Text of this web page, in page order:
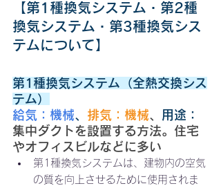
【第1種換気システム・第2種
換気システム・第3種換気シス
テムについて】
第1種換気システム（全熱交換シス
テム）
給気：機械、 排気：機械、 用途：
集中ダクトを設置する方法。住宅
やオフィスビルなどに多い
第1種換気システムは、建物内の空気
の質を向上させるために使用されま